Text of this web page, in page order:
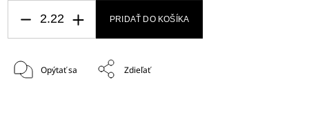
PRIDAŤ DO KOŠÍKA
Opýtať sa Zdieľať